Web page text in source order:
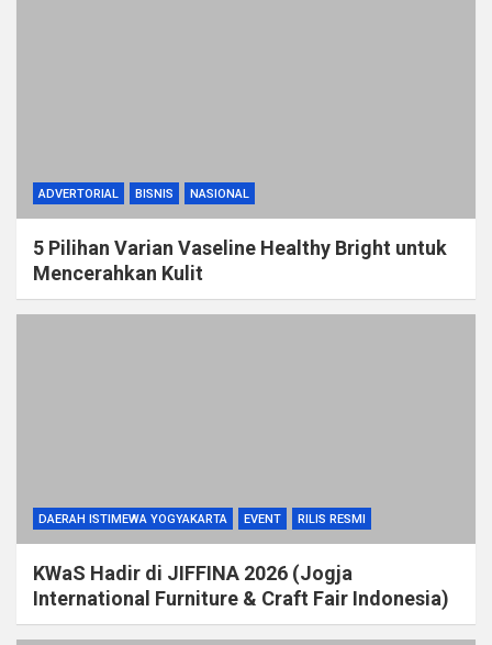
ADVERTORIAL BISNIS NASIONAL
5 Pilihan Varian Vaseline Healthy Bright untuk
Mencerahkan Kulit
DAERAH ISTIMEWA YOGYAKARTA EVENT RILIS RESMI
KWaS Hadir di JIFFINA 2026 (Jogja
International Furniture & Craft Fair Indonesia)